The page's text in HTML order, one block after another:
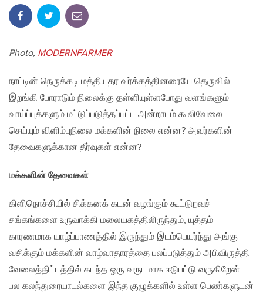
Photo, MODERNFARMER
நாட்டின் நெருக்கடி மத்தியதர வர்க்கத்தினரையே தெருவில்
இறங்கி போராடும் நிலைக்கு தள்ளியுள்ளபோது வளங்களும்
வாய்ப்புக்களும் மட்டுப்படுத்தப்பட்ட அன்றாடம் கூலிவேலை
செய்யும் விளிம்புநிலை மக்களின் நிலை என்ன? அவர்களின்
தேவைகளுக்கான தீர்வுகள் என்ன?
மக்களின் தேவைகள்
கிளிநொச்சியில் சிக்கனக் கடன் வழங்கும் கூட்டுறவுச்
சங்கங்களை உருவாக்கி மலையகத்திலிருந்தும், யுத்தம்
காரணமாக யாழ்ப்பாணத்தில் இருந்தும் இடம்பெயர்ந்து அங்கு
வசிக்கும் மக்களின் வாழ்வாதாரத்தை பலப்படுத்தும் அபிவிருத்தி
வேலைத்திட்டத்தில் கடந்த ஒரு வருடமாக ஈடுபட்டு வருகிறேன்.
பல கலந்துரையாடல்களை இந்த குழுக்களில் உள்ள பெண்களுடன்